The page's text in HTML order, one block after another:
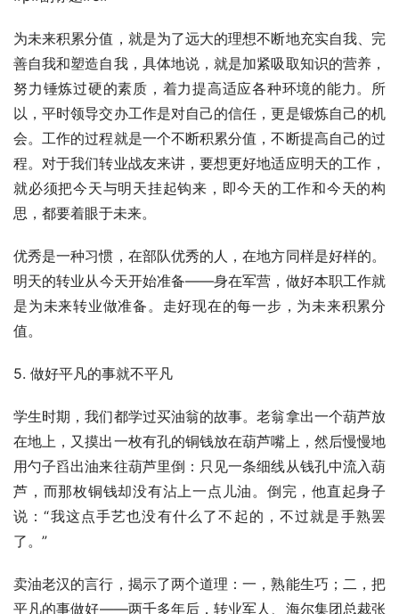
为未来积累分值，就是为了远大的理想不断地充实自我、完
善自我和塑造自我，具体地说，就是加紧吸取知识的营养，
努力锤炼过硬的素质，着力提高适应各种环境的能力。所
以，平时领导交办工作是对自己的信任，更是锻炼自己的机
会。工作的过程就是一个不断积累分值，不断提高自己的过
程。对于我们转业战友来讲，要想更好地适应明天的工作，
就必须把今天与明天挂起钩来，即今天的工作和今天的构
思，都要着眼于未来。
优秀是一种习惯，在部队优秀的人，在地方同样是好样的。
明天的转业从今天开始准备——身在军营，做好本职工作就
是为未来转业做准备。走好现在的每一步，为未来积累分
值。
5. 做好平凡的事就不平凡
学生时期，我们都学过买油翁的故事。老翁拿出一个葫芦放
在地上，又摸出一枚有孔的铜钱放在葫芦嘴上，然后慢慢地
用勺子舀出油来往葫芦里倒：只见一条细线从钱孔中流入葫
芦，而那枚铜钱却没有沾上一点儿油。倒完，他直起身子
说：“我这点手艺也没有什么了不起的，不过就是手熟罢
了。”
卖油老汉的言行，揭示了两个道理：一，熟能生巧；二，把
平凡的事做好——两千多年后，转业军人、海尔集团总裁张